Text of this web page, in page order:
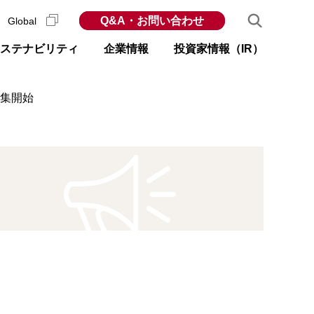
テナビリティ 企業情報 投資家情報（IR）
Global Q&A・お問い合わせ
開始